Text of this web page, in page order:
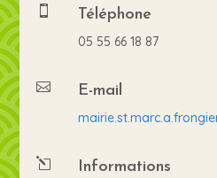
 Téléphone
05 55 66 18 87
 E-mail
l Informations